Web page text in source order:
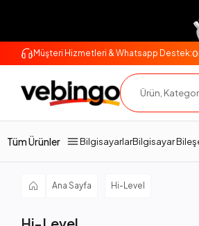
Müşteri Hizmetleri & Whatsapp Destek:
Tüm Ürünler BilgisayarlarBilgisayar
Ana Sayfa Hi-Level